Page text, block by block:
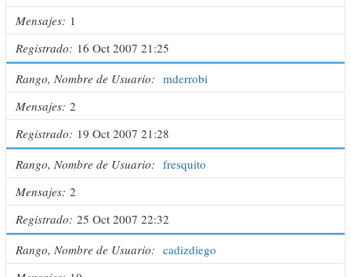
Mensajes 1
Registrado
16 Oct 2007 21:25
Rango, Nombre de Usuario
mderrobi
Mensajes 2
Registrado
19 Oct 2007 21:28
Rango, Nombre de Usuario
fresquito
Mensajes 2
Registrado 25 Oct 2007 22:32
Rango, Nombre de Usuario
cadizdiego